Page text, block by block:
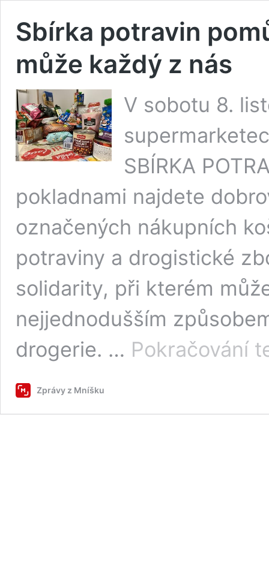
Sbírka potravin
může každý z nás
V sobotu 8.
SBÍRKA
pokladnami najdete
označených nákupních
potraviny a drogistické
solidarity, při kterém
nejjednodušším
drogerie. … Pokračování
Zprávy z Mníšku